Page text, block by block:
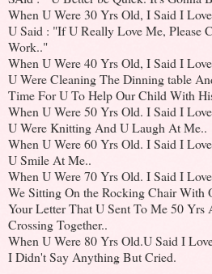
When U Were 30 Yrs Old, I Said I
U Said : "If U Really Love Me, Please
Work.."
When U Were 40 Yrs Old, I Said I
U Were Cleaning The Dinning table
Time For U To Help Our Child With
When U Were 50 Yrs Old. I Said I
U Were Knitting And U Laugh At Me..
When U Were 60 Yrs Old. I Said I
U Smile At Me..
When U Were 70 Yrs Old. I Said I
We Sitting On the Rocking Chair With
Your Letter That U Sent To Me 50 Yrs
Crossing Together..
When U Were 80 Yrs Old.U Said I
I Didn't Say Anything But Cried.